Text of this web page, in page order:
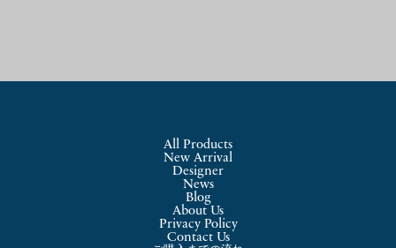
All Products
New Arrival
Designer
News
Blog
About Us
Privacy Policy
Contact Us